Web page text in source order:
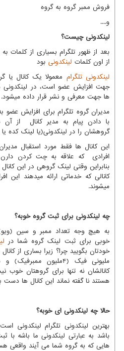
فروش ممبر گروه به گروه
و....
لینکدونی چیست؟
بعد از ظهور تلگرام بسیاری از کلمات
از اون کلمات لینکدونی بود
لینکدونی تلگرام معمولا یک کانال
جهت افزایش عضو است، در لینکدونی
ها جهت معرفی و نشر قرار داده میشود.
مدیران گروه تلگرام برای افزایش عضو
با دادن پیام به مدیر کانال از
گروهشان را در لینکدونی(یا لینک کده یا
این کانال ها فقط مورد استقبال
افرادی که علاقه به چت کردن دارن
بنابراین وقتی لینک گروهی در این
کانالی که خدماتی ارائه میدهند این
میشوند.
چه لینکدونی برای ثبت گروه خوبه؟
به هیچ وجه تعداد ممبر و سین
خوبی برای ثبت لینک گروه شما در
خودتان بگویید چرا؟ زیرا بساری از
ملیونی فیک (4ملیون ممبرفیک) و
کانالشان نه تنها برای گروهتان خوب
هستند نا گفته نماند این کانال ها دست
حالا چه لینکدونی ای خوبه؟
بهترین لینکدونی تلگرام لینکدونی
باشد به عبارتی لینکدونی ما باشه با
هایی که به گروه شما می آیند واقعی